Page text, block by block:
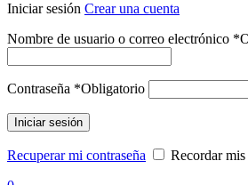
Iniciar sesión Crear una cuenta
Nombre de usuario o correo electrónico *
Contraseña *Obligatorio
Iniciar sesión
Recuperar mi contraseña
Recordar mis